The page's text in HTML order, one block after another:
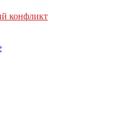
конфликт